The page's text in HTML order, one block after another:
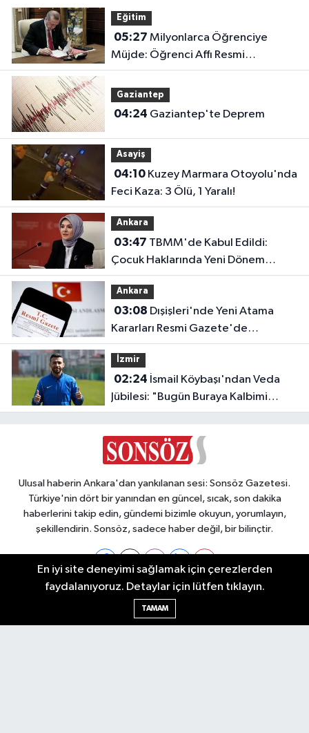
Eğitim
05:27
Müjde: Öğrenci Affı Resmi
Gazete'de Yayımlandı!
Gaziantep
04:24 Gaziantep'te Deprem
Asayiş
04:10Kuzey Marmara Otoyolu'nda
Feci Kaza: 3 Ölü, 1 Yaralı!
Ankara
03:47
Çocuk Haklarında Yeni Dönem
Başlıyor!
Ankara
03:08
Kararları Resmi Gazete'de
Yayımlandı
İzmir
02:24
Jübilesi: "Bugün Buraya Kalbimi
Gömdüm"
Ulusal haberin Ankara'dan yankılanan sesi: Sonsöz Gazetesi.
Türkiye'nin dört bir yanından en güncel, sıcak, son dakika
haberlerini takip edin, gündemi bizimle okuyun, yorumlayın,
şekillendirin. Sonsöz, sadece haber değil, bir bilinçtir.
Ankara Nöbetçi Eczaneler
En iyi site deneyimi sağlamak için çerezlerden
faydalanıyoruz. Detaylar için lütfen tıklayın.
TAMAM